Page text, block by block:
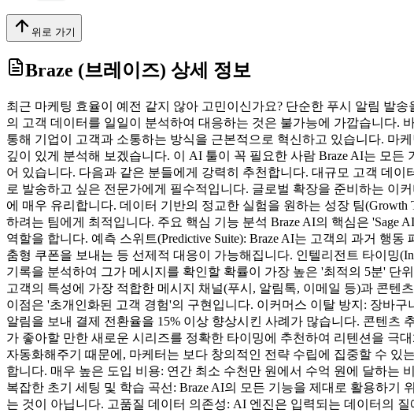
위로 가기
Braze (브레이즈) 상세 정보
최근 마케팅 효율이 예전 같지 않아 고민이신가요? 단순한 푸시 알림 발
의 고객 데이터를 일일이 분석하여 대응하는 것은 불가능에 가깝습니다.
통해 기업이 고객과 소통하는 방식을 근본적으로 혁신하고 있습니다. 마
깊이 있게 분석해 보겠습니다. 이 AI 툴이 꼭 필요한 사람 Braze AI는 모
어 있습니다. 다음과 같은 분들에게 강력히 추천합니다. 대규모 고객 데
로 발송하고 싶은 전문가에게 필수적입니다. 글로벌 확장을 준비하는 이
에 매우 유리합니다. 데이터 기반의 정교한 실험을 원하는 성장 팀
하려는 팀에게 최적입니다. 주요 핵심 기능 분석 Braze AI의 핵심은
역할을 합니다. 예측 스위트(Predictive Suite): Braze AI는 고객의 과거 행
춤형 쿠폰을 보내는 등 선제적 대응이 가능해집니다. 인텔리전트 타이밍
기록을 분석하여 그가 메시지를 확인할 확률이 가장 높은 '최적의 5분' 단
고객의 특성에 가장 적합한 메시지 채널(푸시, 알림톡, 이메일 등)과 콘텐
이점은 '초개인화된 고객 경험'의 구현입니다. 이커머스 이탈 방지: 장바
알림을 보내 결제 전환율을 15% 이상 향상시킨 사례가 많습니다. 콘텐츠
가 좋아할 만한 새로운 시리즈를 정확한 타이밍에 추천하여 리텐션을 극
자동화해주기 때문에, 마케터는 보다 창의적인 전략 수립에 집중할 수 있
합니다. 매우 높은 도입 비용: 연간 최소 수천만 원에서 수억 원에 달하는
복잡한 초기 세팅 및 학습 곡선: Braze AI의 모든 기능을 제대로 활용하
는 것이 아닙니다. 고품질 데이터 의존성: AI 엔진은 입력되는 데이터의